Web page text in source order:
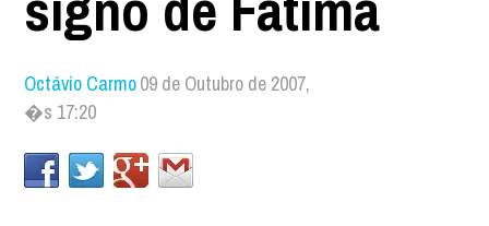
Octávio Carmo09 de Outubro de 2007,
�s 17:20